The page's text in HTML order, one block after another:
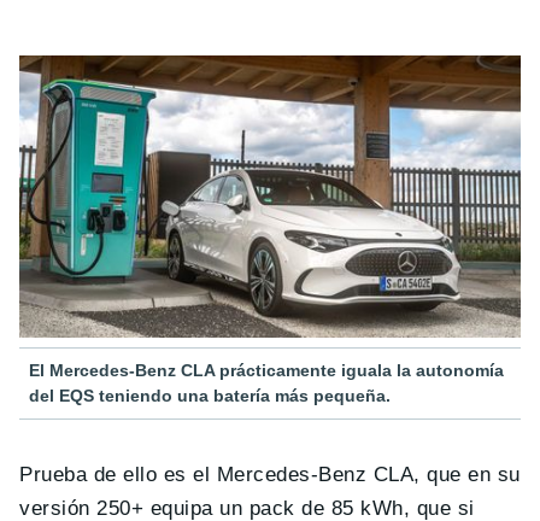
El Mercedes-Benz CLA prácticamente iguala la autonomía
del EQS teniendo una batería más pequeña.
Prueba de ello es el Mercedes-Benz CLA, que en su
versión 250+ equipa un pack de 85 kWh, que si